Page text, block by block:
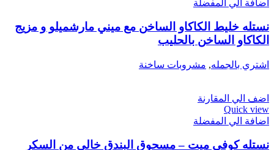
اضافة الي المفضلة
نستله خليط الكاكاو الساخن مع ميني مارشميلو و مزيج
الكاكاو الساخن بالحليب
اشتري بالجمله, مشروبات ساخنة
اضف الي المقارنة
Quick view
اضافة الي المفضلة
نستله كوفي ميت – مسحوق البندق خالي من السكر